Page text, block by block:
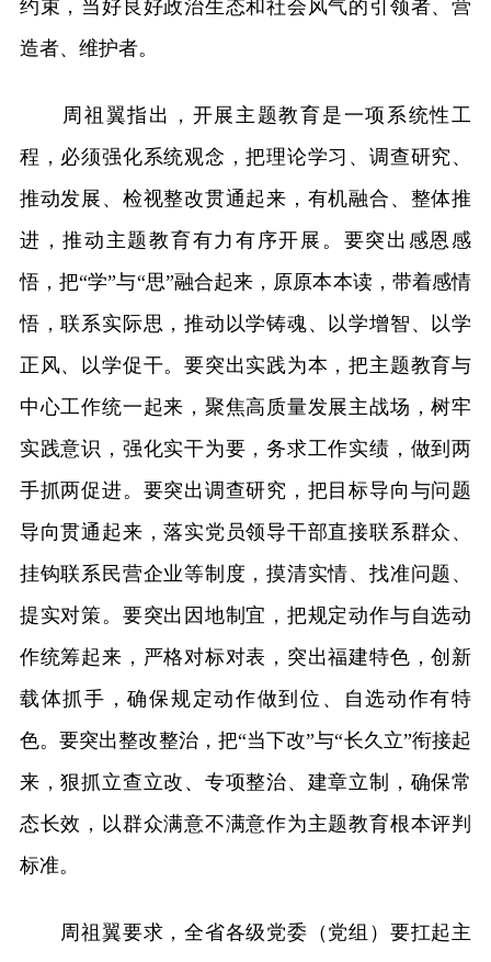
约束，当好良好政治生态和社会风气的引领者、营
造者、维护者。
周祖翼指出，开展主题教育是一项系统性工
程，必须强化系统观念，把理论学习、调查研究、
推动发展、检视整改贯通起来，有机融合、整体推
进，推动主题教育有力有序开展。要突出感恩感
悟，把“学”与“思”融合起来，原原本本读，带着感情
悟，联系实际思，推动以学铸魂、以学增智、以学
正风、以学促干。要突出实践为本，把主题教育与
中心工作统一起来，聚焦高质量发展主战场，树牢
实践意识，强化实干为要，务求工作实绩，做到两
手抓两促进。要突出调查研究，把目标导向与问题
导向贯通起来，落实党员领导干部直接联系群众、
挂钩联系民营企业等制度，摸清实情、找准问题、
提实对策。要突出因地制宜，把规定动作与自选动
作统筹起来，严格对标对表，突出福建特色，创新
载体抓手，确保规定动作做到位、自选动作有特
色。要突出整改整治，把“当下改”与“长久立”衔接起
来，狠抓立查立改、专项整治、建章立制，确保常
态长效，以群众满意不满意作为主题教育根本评判
标准。
周祖翼要求，全省各级党委（党组）要扛起主